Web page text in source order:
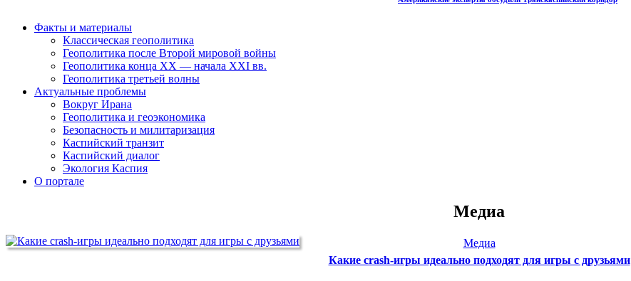
Факты и материалы
Классическая геополитика
Геополитика после Второй мировой войны
Геополитика конца XX — начала XXI вв.
Геополитика третьей волны
Актуальные проблемы
Вокруг Ирана
Геополитика и геоэкономика
Безопасность и милитаризация
Каспийский транзит
Каспийский диалог
Экология Каспия
О портале
Медиа
Медиа
Какие crash-игры идеально подходят для игры с друзьями